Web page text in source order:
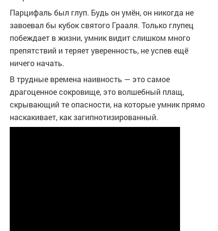
Парцифаль был глуп. Будь он умён, он никогда не
завоевал бы кубок святого Грааля. Только глупец
побеждает в жизни, умник видит слишком много
препятствий и теряет уверенность, не успев ещё
ничего начать.
В трудные времена наивность — это самое
драгоценное сокровище, это волшебный плащ,
скрывающий те опасности, на которые умник прямо
наскакивает, как загипнотизированный.